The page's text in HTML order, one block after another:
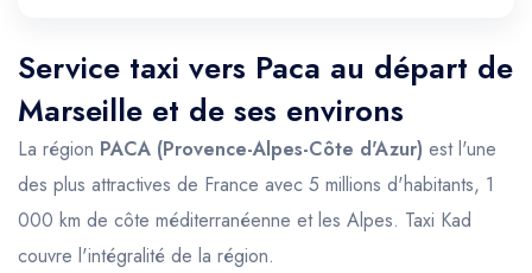
Service taxi vers Paca au départ de
Marseille et de ses environs
La région PACA (Provence-Alpes-Côte d'Azur) est l'une
des plus attractives de France avec 5 millions d'habitants, 1
000 km de côte méditerranéenne et les Alpes. Taxi Kad
couvre l'intégralité de la région.